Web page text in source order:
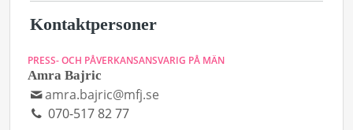
Kontaktpersoner
PRESS- OCH PÅVERKANSANSVARIG PÅ MÄN
Amra Bajric
amra.bajric@mfj.se
070-517 82 77